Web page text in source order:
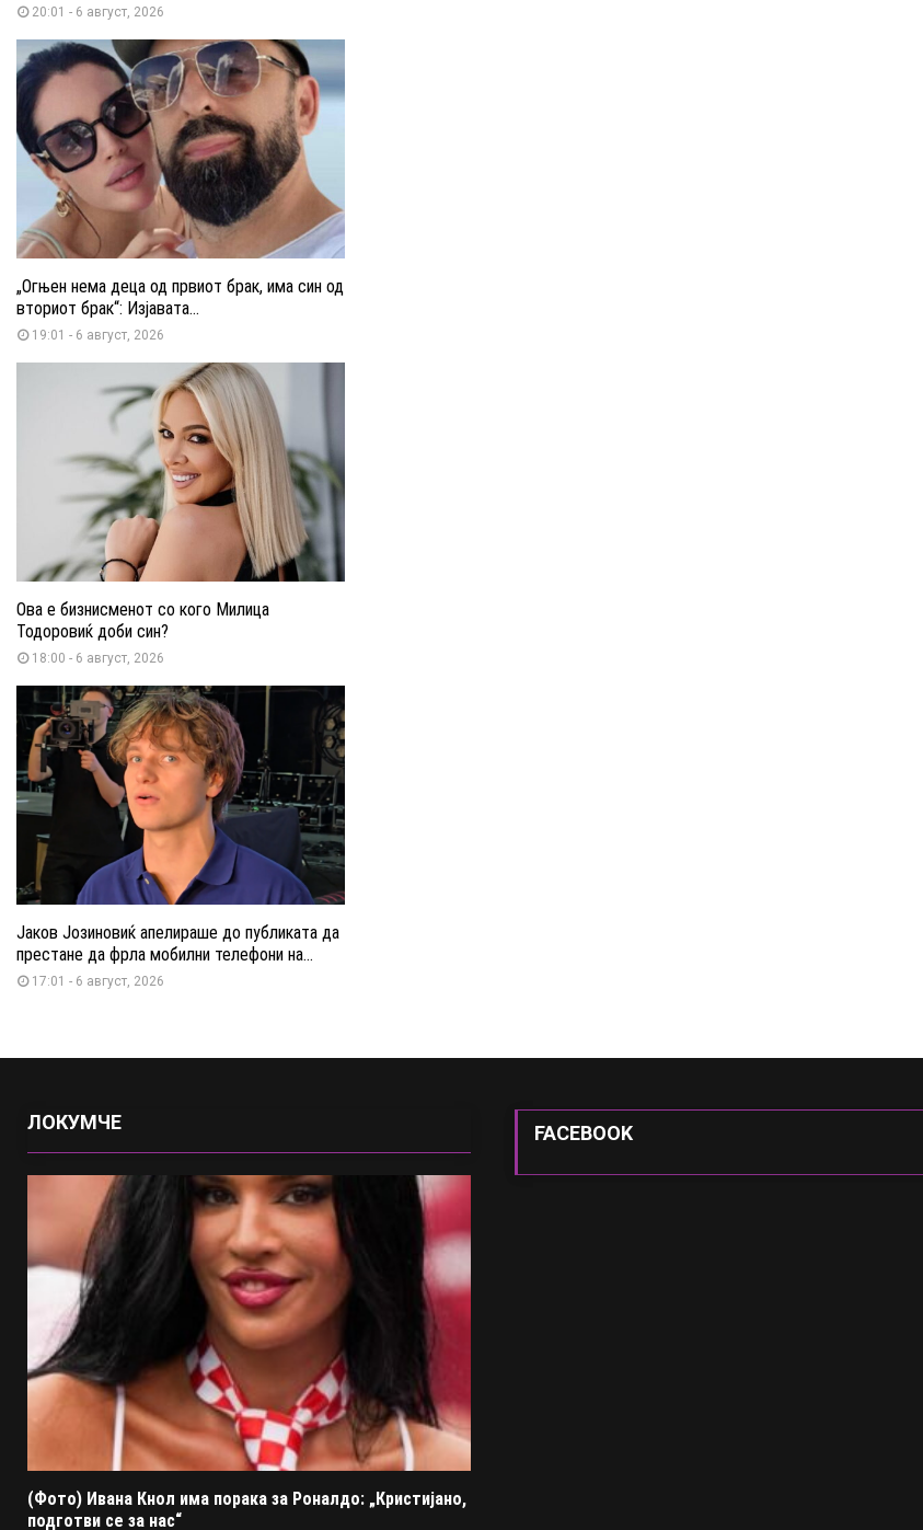
20:01 - 6 август, 2026
„Огњен нема деца од првиот брак, има син од
вториот брак“: Изјавата...
19:01 - 6 август, 2026
Ова е бизнисменот со кого Милица
Тодоровиќ доби син?
18:00 - 6 август, 2026
Јаков Јозиновиќ апелираше до публиката да
престане да фрла мобилни телефони на...
17:01 - 6 август, 2026
ЛОКУМЧЕ
(Фото) Ивана Кнол има порака за Роналдо: „Кристијано,
подготви се за нас“
FACEBOOK